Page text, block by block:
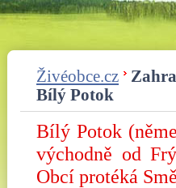
Živéobce.cz
Bílý Potok
Bílý Potok
východně od
Obcí protéká